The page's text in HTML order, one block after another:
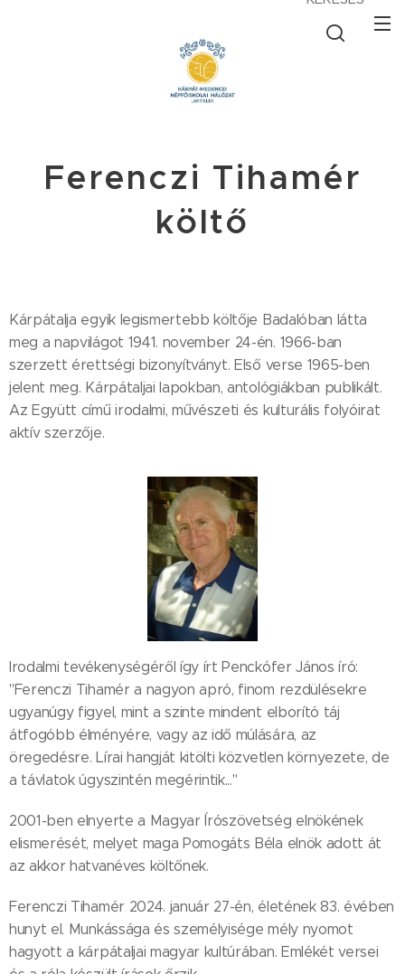
Ferenczi Tihamér
költő
Kárpátalja egyik legismertebb költője Badalóban látta
meg a napvilágot 1941. november 24-én. 1966-ban
szerzett érettségi bizonyítványt. Első verse 1965-ben
jelent meg. Kárpátaljai lapokban, antológiákban publikált.
Az Együtt című irodalmi, művészeti és kulturális folyóirat
aktív szerzője.
Irodalmi tevékenységéről így írt Penckófer János író:
"Ferenczi Tihamér a nagyon apró, finom rezdülésekre
ugyanúgy figyel, mint a szinte mindent elborító táj
átfogóbb élményére, vagy az idő múlására, az
öregedésre. Lírai hangját kitölti közvetlen környezete, de
a távlatok úgyszintén megérintik..."
2001-ben elnyerte a Magyar Írószövetség elnökének
elismerését, melyet maga Pomogáts Béla elnök adott át
az akkor hatvanéves költőnek.
Ferenczi Tihamér 2024. január 27-én, életének 83. évében
hunyt el. Munkássága és személyisége mély nyomot
hagyott a kárpátaljai magyar kultúrában. Emlékét versei